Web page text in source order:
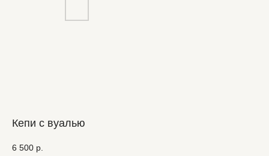
Кепи с вуалью
6 500 р.